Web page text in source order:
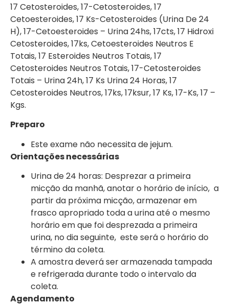
17 Cetosteroides, 17-Cetosteroides, 17
Cetoesteroides, 17 Ks-Cetosteroides (Urina De 24
H), 17-Cetoesteroides – Urina 24hs, 17cts, 17 Hidroxi
Cetosteroides, 17ks, Cetoesteroides Neutros E
Totais, 17 Esteroides Neutros Totais, 17
Cetosteroides Neutros Totais, 17-Cetosteroides
Totais – Urina 24h, 17 Ks Urina 24 Horas, 17
Cetosteroides Neutros, 17ks, 17ksur, 17 Ks, 17-Ks, 17 –
Kgs.
Preparo
Este exame não necessita de jejum.
Orientações necessárias
Urina de 24 horas: Desprezar a primeira
micção da manhã, anotar o horário de início, a
partir da próxima micção, armazenar em
frasco apropriado toda a urina até o mesmo
horário em que foi desprezada a primeira
urina, no dia seguinte, este será o horário do
término da coleta.
A amostra deverá ser armazenada tampada
e refrigerada durante todo o intervalo da
coleta.
Agendamento